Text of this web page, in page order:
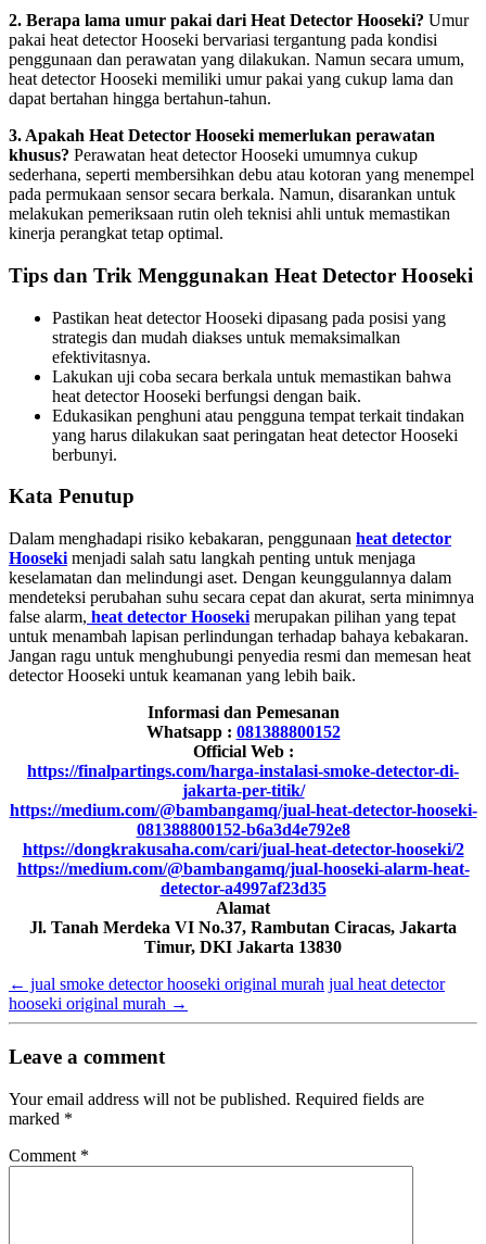
2. Berapa lama umur pakai dari Heat Detector Hooseki? Umur
pakai heat detector Hooseki bervariasi tergantung pada kondisi
penggunaan dan perawatan yang dilakukan. Namun secara umum,
heat detector Hooseki memiliki umur pakai yang cukup lama dan
dapat bertahan hingga bertahun-tahun.
3. Apakah Heat Detector Hooseki memerlukan perawatan
khusus? Perawatan heat detector Hooseki umumnya cukup
sederhana, seperti membersihkan debu atau kotoran yang menempel
pada permukaan sensor secara berkala. Namun, disarankan untuk
melakukan pemeriksaan rutin oleh teknisi ahli untuk memastikan
kinerja perangkat tetap optimal.
Tips dan Trik Menggunakan Heat Detector Hooseki
Pastikan heat detector Hooseki dipasang pada posisi yang
strategis dan mudah diakses untuk memaksimalkan
efektivitasnya.
Lakukan uji coba secara berkala untuk memastikan bahwa
heat detector Hooseki berfungsi dengan baik.
Edukasikan penghuni atau pengguna tempat terkait tindakan
yang harus dilakukan saat peringatan heat detector Hooseki
berbunyi.
Kata Penutup
Dalam menghadapi risiko kebakaran, penggunaan heat detector
Hooseki menjadi salah satu langkah penting untuk menjaga
keselamatan dan melindungi aset. Dengan keunggulannya dalam
mendeteksi perubahan suhu secara cepat dan akurat, serta minimnya
false alarm, heat detector Hooseki merupakan pilihan yang tepat
untuk menambah lapisan perlindungan terhadap bahaya kebakaran.
Jangan ragu untuk menghubungi penyedia resmi dan memesan heat
detector Hooseki untuk keamanan yang lebih baik.
Informasi dan Pemesanan
Whatsapp : 081388800152
Official Web :
https://finalpartings.com/harga-instalasi-smoke-detector-di-
jakarta-per-titik/
https://medium.com/@bambangamq/jual-heat-detector-hooseki-
081388800152-b6a3d4e792e8
https://dongkrakusaha.com/cari/jual-heat-detector-hooseki/2
https://medium.com/@bambangamq/jual-hooseki-alarm-heat-
detector-a4997af23d35
Alamat
Jl. Tanah Merdeka VI No.37, Rambutan Ciracas, Jakarta
Timur, DKI Jakarta 13830
← jual smoke detector hooseki original murah jual heat detector
hooseki original murah →
Leave a comment
Your email address will not be published. Required fields are
marked *
Comment *